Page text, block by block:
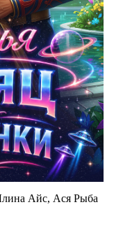
Айс, Ася Рыба